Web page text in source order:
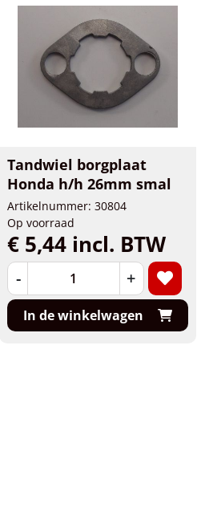
Tandwiel borgplaat
Honda h/h 26mm smal
Artikelnummer: 30804
Op voorraad
€ 5,44 incl. BTW
- +
In de winkelwagen